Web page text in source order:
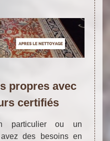
propres avec
certifiés
particulier ou un
des besoins en